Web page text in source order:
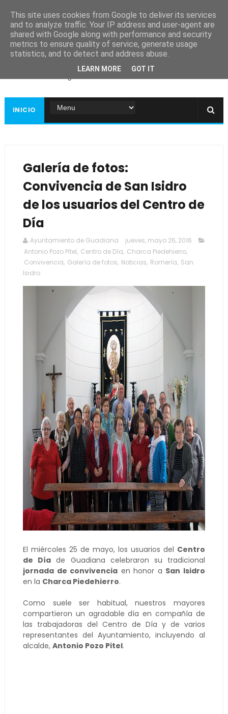
Ayuntamiento de
Guadiana
INICIO
Galería de fotos:
Convivencia de San Isidro
de los usuarios del Centro de
Día
Ayuntamiento de Guadiana
jueves, mayo 26, 2016
Antonio Pozo Pitel, Centro de Día, Charca Piedehierro,
Convivencia, Galería de fotos, Noticias, Romería, San
Isidro
El miércoles 25 de mayo, los usuarios del Centro
de Día de Guadiana celebraron su tradicional
jornada de convivencia en honor a San Isidro
en la Charca Piedehierro.
Como suele ser habitual, nuestros mayores
compartieron un agradable día en compañía de
las trabajadoras del Centro de Día y de varios
representantes del Ayuntamiento, incluyendo al
alcalde, Antonio Pozo Pitel.
This site uses cookies from Google to deliver its services
and to analyze traffic. Your IP address and user-agent are
shared with Google along with performance and security
metrics to ensure quality of service, generate usage
statistics, and to detect and address abuse.
LEARN MORE GOT IT